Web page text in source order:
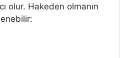
olur. Hakeden olmanın